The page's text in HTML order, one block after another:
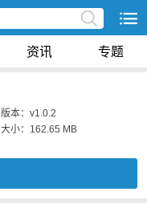
资讯 专题
版本：v1.0.2
大小：162.65 MB